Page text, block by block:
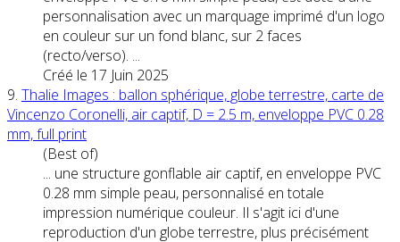
personnalisation avec un marquage imprimé d'un logo
en couleur sur un fond blanc, sur 2 faces
(recto/verso). ...
Créé le 17 Juin 2025
9. Thalie Images : ballon sphérique, globe terrestre, carte de
Vincenzo Coronelli, air captif, D = 2.5 m, enveloppe PVC 0.28
mm, full print
(Best of)
... une structure gonflable air captif, en enveloppe PVC
0.28 mm simple peau, personnalisé en totale
impression numérique couleur. Il s'agit ici d'une
reproduction d'un globe terrestre, plus précisément